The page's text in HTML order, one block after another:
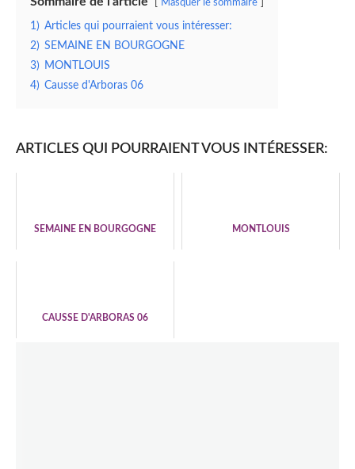
Masquer le sommaire
1) Articles qui pourraient vous intéresser:
2) SEMAINE EN BOURGOGNE
3) MONTLOUIS
4) Causse d'Arboras 06
ARTICLES QUI POURRAIENT VOUS INTÉRESSER:
SEMAINE EN BOURGOGNE MONTLOUIS
CAUSSE D'ARBORAS 06